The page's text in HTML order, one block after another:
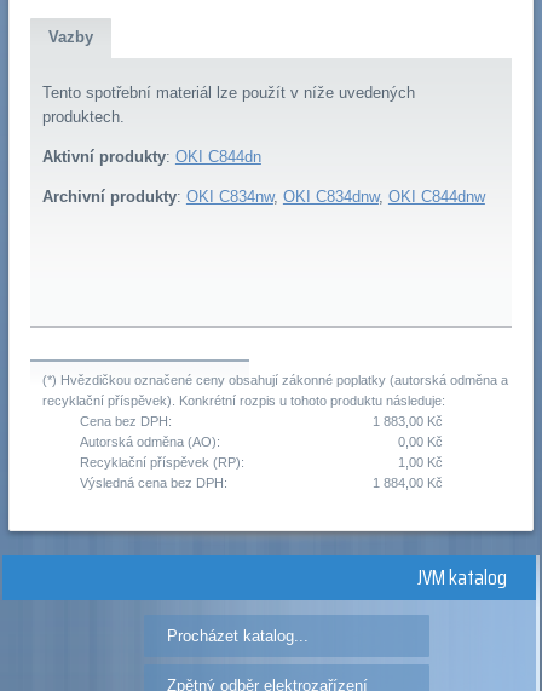
Vazby
Tento spotřební materiál lze použít v níže uvedených
produktech.
Aktivní produkty: OKI C844dn
Archivní produkty: OKI C834nw, OKI C834dnw, OKI C844dnw
(*) Hvězdičkou označené ceny obsahují zákonné poplatky (autorská odměna a
recyklační příspěvek). Konkrétní rozpis u tohoto produktu následuje:
Cena bez DPH:
1 883,00 Kč
Autorská odměna (AO):
0,00 Kč
Recyklační příspěvek (RP):
1,00 Kč
Výsledná cena bez DPH:
1 884,00 Kč
JVM katalog
Procházet katalog...
Zpětný odběr elektrozařízení